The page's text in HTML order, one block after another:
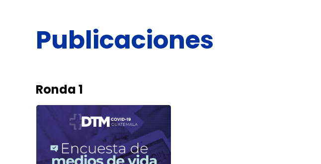
Publicaciones
Ronda 1
RONDA 1
Encuesta de medios de vida a
población migrante retornada